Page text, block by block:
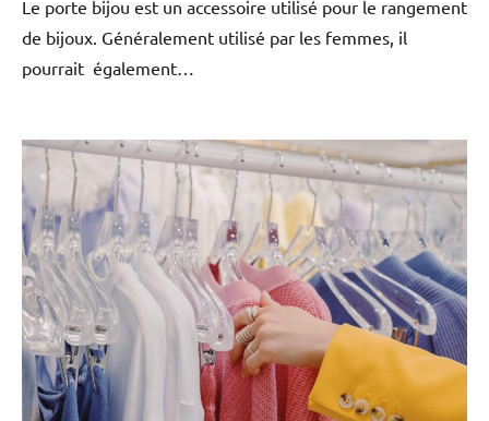
Le porte bijou est un accessoire utilisé pour le rangement
de bijoux. Généralement utilisé par les femmes, il
pourrait également…